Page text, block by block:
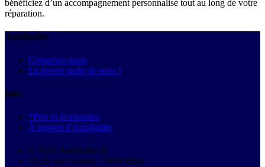
bénéficiez d’un accompagnement personnalisé tout au long de votre
réparation.
Autobutler
Contactez-nous
La presse parle de nous !
Info
*Prix et économies
À propos d'Autobutler
© 2026 Autobutler.fr
18-26 rue Goubet, 75019 Paris